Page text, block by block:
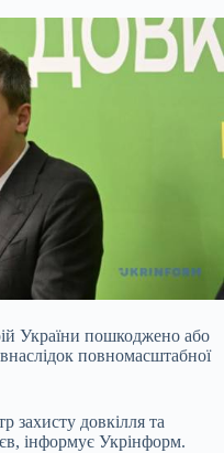
України пошкоджено або
повномасштабної
захисту довкілля та
інформує Укрінформ.